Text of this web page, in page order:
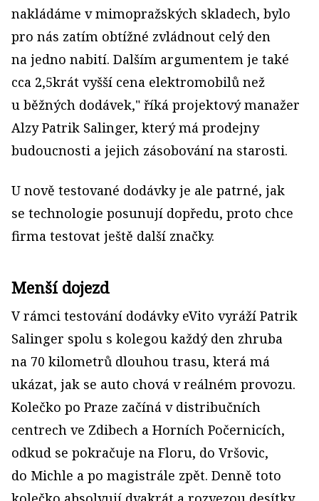
nakládáme v mimopražských skladech, bylo
pro nás zatím obtížné zvládnout celý den
na jedno nabití. Dalším argumentem je také
cca 2,5krát vyšší cena elektromobilů než
u běžných dodávek," říká projektový manažer
Alzy Patrik Salinger, který má prodejny
budoucnosti a jejich zásobování na starosti.
U nově testované dodávky je ale patrné, jak
se technologie posunují dopředu, proto chce
firma testovat ještě další značky.
Menší dojezd
V rámci testování dodávky eVito vyráží Patrik
Salinger spolu s kolegou každý den zhruba
na 70 kilometrů dlouhou trasu, která má
ukázat, jak se auto chová v reálném provozu.
Kolečko po Praze začíná v distribučních
centrech ve Zdibech a Horních Počernicích,
odkud se pokračuje na Floru, do Vršovic,
do Michle a po magistrále zpět. Denně toto